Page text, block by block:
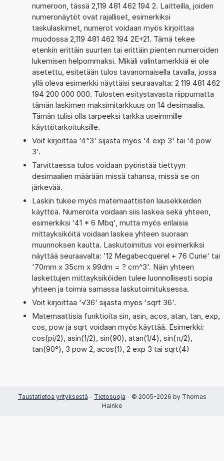
numeroon, tässä 2,119 481 462 194 2. Laitteilla, joiden
numeronäytöt ovat rajalliset, esimerkiksi
taskulaskimet, numerot voidaan myös kirjoittaa
muodossa 2,119 481 462 194 2E+21. Tämä tekee
etenkin erittäin suurten tai erittäin pienten numeroiden
lukemisen helpommaksi. Mikäli valintamerkkiä ei ole
asetettu, esitetään tulos tavanomaisella tavalla, jossa
yllä oleva esimerkki näyttäisi seuraavalta: 2 119 481 462
194 200 000 000. Tulosten esitystavasta riippumatta
tämän laskimen maksimitarkkuus on 14 desimaalia.
Tämän tulisi olla tarpeeksi tarkka useimmille
käyttötarkoituksille.
Voit kirjoittaa '4^3' sijasta myös '4 exp 3' tai '4 pow
3'.
Tarvittaessa tulos voidaan pyöristää tiettyyn
desimaalien määrään missä tahansa, missä se on
järkevää.
Laskin tukee myös matemaattisten lausekkeiden
käyttöä. Numeroita voidaan siis laskea sekä yhteen,
esimerkiksi '41 * 6 Mbq', mutta myös erilaisia
mittayksiköitä voidaan laskea yhteen suoraan
muunnoksen kautta. Laskutoimitus voi esimerkiksi
näyttää seuraavalta: '12 Megabecquerel + 76 Curie' tai
'70mm x 35cm x 99dm = ? cm^3'. Näin yhteen
laskettujen mittayksiköiden tulee luonnollisesti sopia
yhteen ja toimia samassa laskutoimituksessa.
Voit kirjoittaa '√36' sijasta myös 'sqrt 36'.
Matemaattisia funktioita sin, asin, acos, atan, tan, exp,
cos, pow ja sqrt voidaan myös käyttää. Esimerkki:
cos(pi/2), asin(1/2), sin(90), atan(1/4), sin(π/2),
tan(90°), 3 pow 2, acos(1), 2 exp 3 tai sqrt(4)
Taustatietoa yrityksestä - Tietosuoja - © 2005-2026 by Thomas
Hainke